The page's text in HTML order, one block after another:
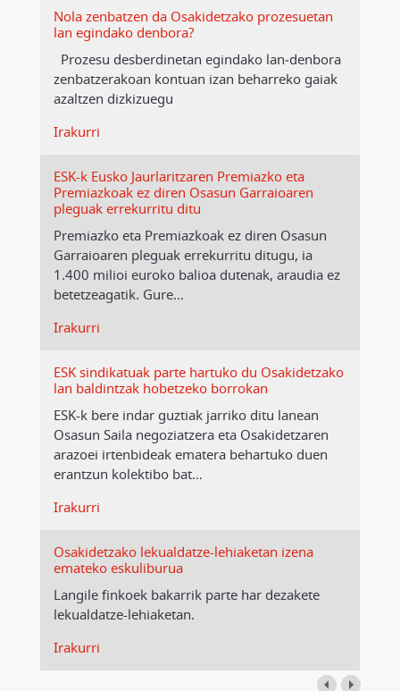
Nola zenbatzen da Osakidetzako prozesuetan
lan egindako denbora?
Prozesu desberdinetan egindako lan‑denbora
zenbatzerakoan kontuan izan beharreko gaiak
azaltzen dizkizuegu
Irakurri
ESK-k Eusko Jaurlaritzaren Premiazko eta
Premiazkoak ez diren Osasun Garraioaren
pleguak errekurritu ditu
Premiazko eta Premiazkoak ez diren Osasun
Garraioaren pleguak errekurritu ditugu, ia
1.400 milioi euroko balioa dutenak, araudia ez
betetzeagatik. Gure…
Irakurri
ESK sindikatuak parte hartuko du Osakidetzako
lan baldintzak hobetzeko borrokan
ESK-k bere indar guztiak jarriko ditu lanean
Osasun Saila negoziatzera eta Osakidetzaren
arazoei irtenbideak ematera behartuko duen
erantzun kolektibo bat…
Irakurri
Osakidetzako lekualdatze-lehiaketan izena
emateko eskuliburua
Langile finkoek bakarrik parte har dezakete
lekualdatze-lehiaketan.
Irakurri